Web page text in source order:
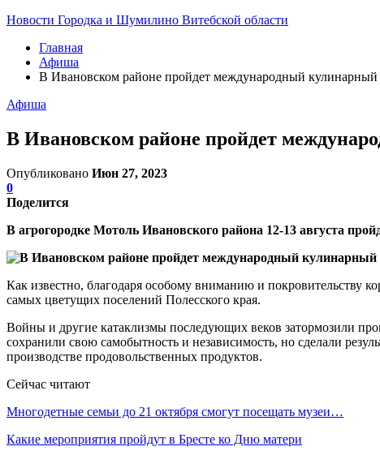
Новости Городка и Шумилино Витебской области
Главная
Афиша
В Ивановском районе пройдет международный кулинарный
Афиша
В Ивановском районе пройдет
Опубликовано Июн 27, 2023
0
Поделится
В агрогородке Мотоль Ивановского района 12-13 августа
Как известно, благодаря особому вниманию и покровительству
самых цветущих поселений Полесского края.
Войны и другие катаклизмы последующих веков затормозили
сохранили свою самобытность и независимость, но сделали
производстве продовольственных продуктов.
Сейчас читают
Многодетные семьи до 21 октября смогут посещать музеи…
Какие мероприятия пройдут в Бресте ко Дню матери